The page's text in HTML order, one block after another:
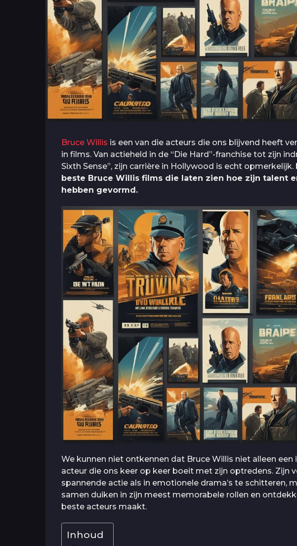
Bruce Willis is een van die acteurs die ons blijvend heeft
in films. Van actieheld in de “Die Hard”-franchise tot zijn
Sixth Sense”, zijn carrière in Hollywood is echt opmerkelijk.
beste Bruce Willis films die laten zien hoe zijn talent
hebben gevormd.
We kunnen niet ontkennen dat Bruce Willis niet alleen een
acteur die ons keer op keer boeit met zijn optredens. Zijn
spannende actie als in emotionele drama’s te schitteren,
samen duiken in zijn meest memorabele rollen en
beste acteurs maakt.
Inhoud